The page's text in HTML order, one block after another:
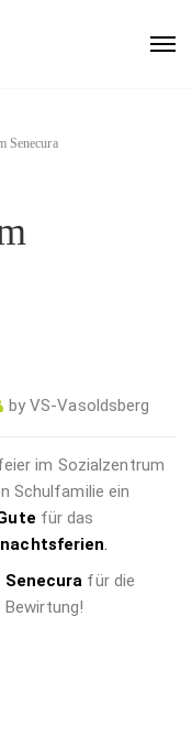
Senecura
byVS-Vasoldsberg
im Sozialzentrum
Schulfamilie ein
für das
Senecura für die
Bewirtung!